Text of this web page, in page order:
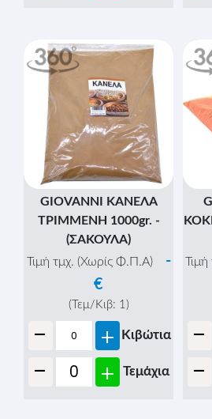
GIOVANNI ΚΑΝΕΛΑ
ΤΡΙΜΜΕΝΗ 1000gr. -
(ΣΑΚΟΥΛΑ)
Τιμή τμχ. (Χωρίς Φ.Π.Α)
-
€
(Τεμ/Κιβ: 1)
- + Κιβώτια
- + Τεμάχια
-
-